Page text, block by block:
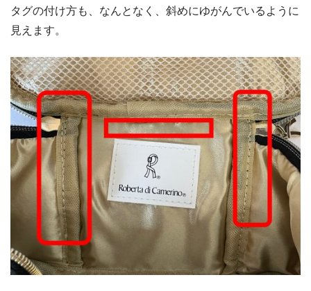
タグの付け方も、なんとなく、斜めにゆがんでいるように
見えます。